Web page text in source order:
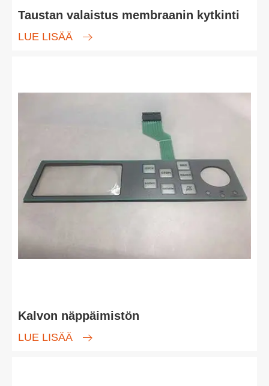
Taustan valaistus membraanin kytkinti
LUE LISÄÄ
Kalvon näppäimistön
LUE LISÄÄ